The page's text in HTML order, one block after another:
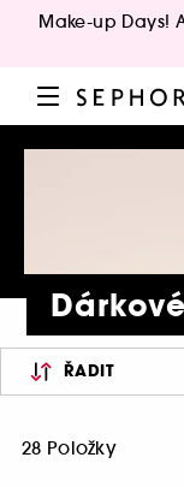
Make-up Days!
ŘADIT
28 Položky